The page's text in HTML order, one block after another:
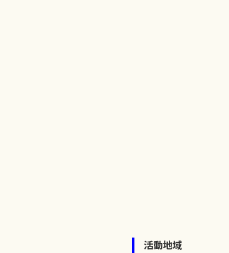
活動地域